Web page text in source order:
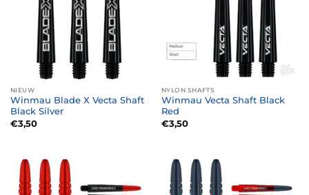
NIEUW
Winmau Blade X Vecta Shaft
Black Silver
€3,50
NYLON SHAFTS
Winmau Vecta Shaft Black
Red
€3,50